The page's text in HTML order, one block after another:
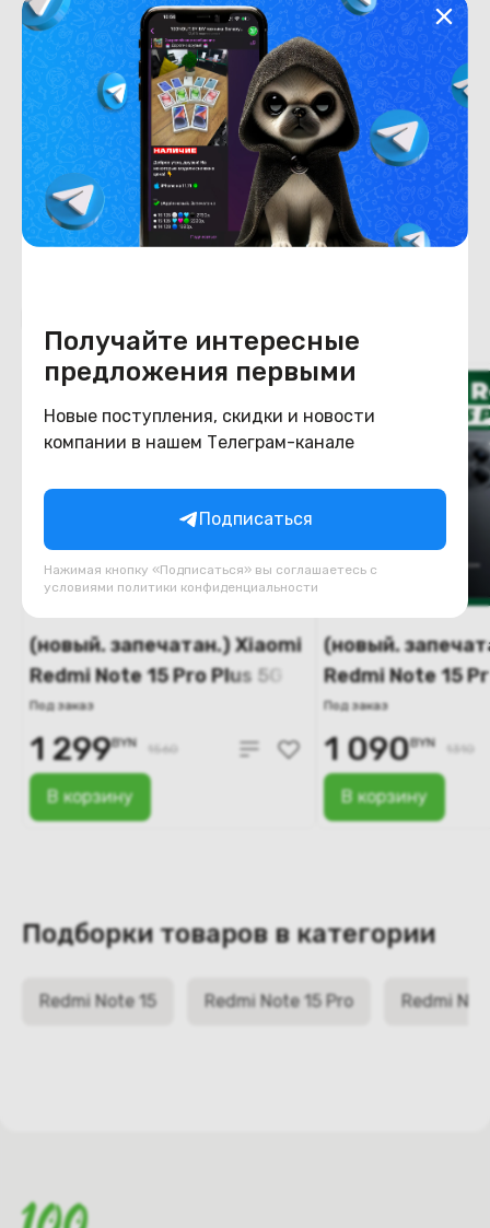
Получайте интересные
предложения первыми
Новые поступления, скидки и новости
компании в нашем Телеграм-канале
Подписаться
Нажимая кнопку «Подписаться» вы соглашаетесь с
условиями политики конфиденциальности
Хранение данных
Емкость накопителя 256
Конструкция
Цвет черный
(новый. запечатан.) Xiaomi
Redmi Note 15 Pro Plus 5G
12GB/256GB
международная версия
(синий)
Под заказ
В корзину
1 299BYN 1560
(новый.
Redmi Note 15
8GB/256GB
международная
(черный)
Под заказ
В корзину
1 090BYN 1310
Подборки товаров в категории
Redmi Note 15 Redmi Note 15 Pro Redmi